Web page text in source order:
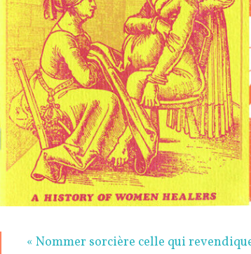
« Nommer sorcière celle qui